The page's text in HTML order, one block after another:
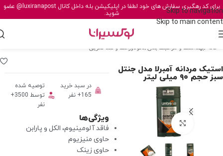
Skip to navigation
Skip to main content
برای کد رهگیری سفارش های خود لطفا در اپلیکیشن بله داخل کانال@luxiranapost عضو
شوید.
خانه /بهداشت و مراقبت بدن /دئودورانت و ضد تعریق
استیک مردانه آمبرلا مدل جنتل
سبز حجم ۹۰ میلی لیتر
برای بزرگنمایی کلیک کنید
در سبد خرید
165+ نفر
توصیه شده
توسط 3500+
نفر
ویژگی‌ها
فاقد آلومینیوم، الکل و پارابن
حاوی منیزیوم
حاوی زینک